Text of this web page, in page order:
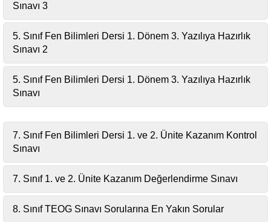
Sınavı 3
5. Sınıf Fen Bilimleri Dersi 1. Dönem 3. Yazılıya Hazırlık
Sınavı 2
5. Sınıf Fen Bilimleri Dersi 1. Dönem 3. Yazılıya Hazırlık
Sınavı
7. Sınıf Fen Bilimleri Dersi 1. ve 2. Ünite Kazanım Kontrol
Sınavı
7. Sınıf 1. ve 2. Ünite Kazanım Değerlendirme Sınavı
8. Sınıf TEOG Sınavı Sorularına En Yakın Sorular